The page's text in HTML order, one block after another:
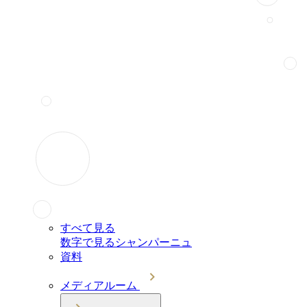
すべて見る
数字で見るシャンパーニュ
資料
メディアルーム